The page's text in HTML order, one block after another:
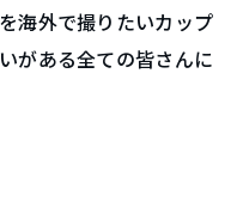
海外で撮りたいカップ
がある全ての皆さんに